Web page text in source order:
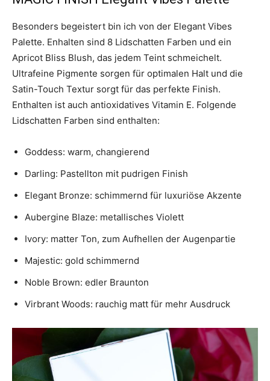
Besonders begeistert bin ich von der Elegant Vibes
Palette. Enhalten sind 8 Lidschatten Farben und ein
Apricot Bliss Blush, das jedem Teint schmeichelt.
Ultrafeine Pigmente sorgen für optimalen Halt und die
Satin-Touch Textur sorgt für das perfekte Finish.
Enthalten ist auch antioxidatives Vitamin E. Folgende
Lidschatten Farben sind enthalten:
Goddess: warm, changierend
Darling: Pastellton mit pudrigen Finish
Elegant Bronze: schimmernd für luxuriöse Akzente
Aubergine Blaze: metallisches Violett
Ivory: matter Ton, zum Aufhellen der Augenpartie
Majestic: gold schimmernd
Noble Brown: edler Braunton
Virbrant Woods: rauchig matt für mehr Ausdruck